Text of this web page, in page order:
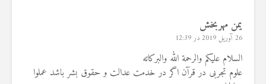
یمن مهربخش
26 آوریل 2019 در 12:39
السلام علیکم والرحمة الله والبرکاته
علوم تجربی در قرآن اگر در خدمت عدالت و حقوق بشر باشد عملوا